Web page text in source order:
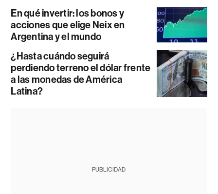
En qué invertir: los bonos y
acciones que elige Neix en
Argentina y el mundo
¿Hasta cuándo seguirá
perdiendo terreno el dólar frente
a las monedas de América
Latina?
PUBLICIDAD